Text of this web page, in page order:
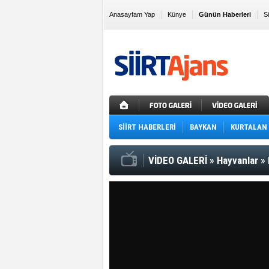
Anasayfam Yap Künye Günün Haberleri
Sık Kullanılanlara Ekle
SİİRT HABERLERİ BAYKAN KURTALAN
VİDEO GALERİ » Hayvanlar »